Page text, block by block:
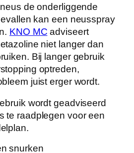
de onderliggende
kan een neusspray
KNO MC adviseert
niet langer dan
Bij langer gebruik
optreden,
juist erger wordt.
wordt geadviseerd
te raadplegen voor een
snurken